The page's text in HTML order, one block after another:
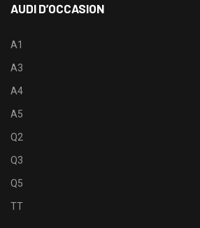
AUDI D’OCCASION
A1
A3
A4
A5
Q2
Q3
Q5
TT